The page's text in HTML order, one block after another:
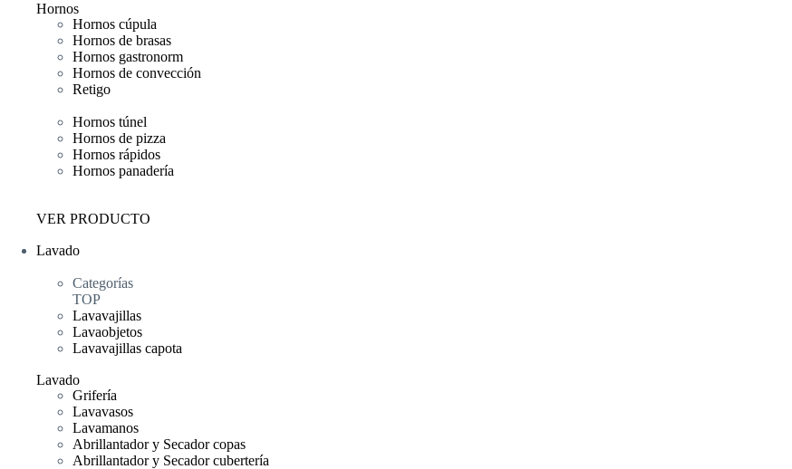
Hornos
Hornos cúpula
Hornos de brasas
Hornos gastronorm
Hornos de convección
Retigo
Hornos túnel
Hornos de pizza
Hornos rápidos
Hornos panadería
VER PRODUCTO
Lavado
Categorías
TOP
Lavavajillas
Lavaobjetos
Lavavajillas capota
Lavado
Grifería
Lavavasos
Lavamanos
Abrillantador y Secador copas
Abrillantador y Secador cubertería